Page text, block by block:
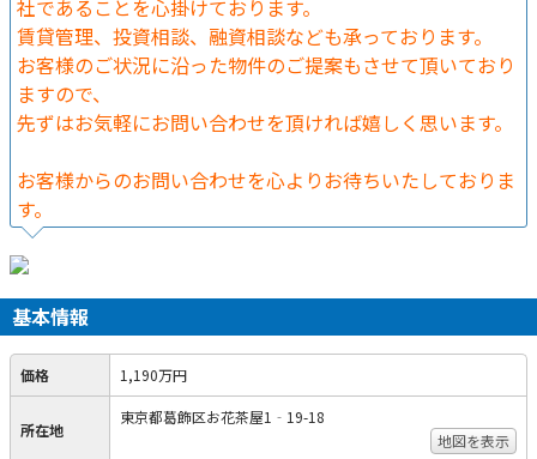
社であることを心掛けております。
賃貸管理、投資相談、融資相談なども承っております。
お客様のご状況に沿った物件のご提案もさせて頂いており
ますので、
先ずはお気軽にお問い合わせを頂ければ嬉しく思います。
お客様からのお問い合わせを心よりお待ちいたしておりま
す。
基本情報
価格 1,190万円
所在地
東京都葛飾区お花茶屋1‐19-18
地図を表示